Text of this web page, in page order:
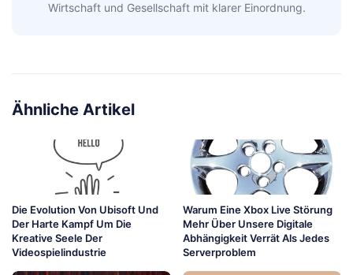
Wirtschaft und Gesellschaft mit klarer Einordnung.
Ähnliche Artikel
Die Evolution Von Ubisoft Und
Der Harte Kampf Um Die
Kreative Seele Der
Videospielindustrie
Warum Eine Xbox Live Störung
Mehr Über Unsere Digitale
Abhängigkeit Verrät Als Jedes
Serverproblem